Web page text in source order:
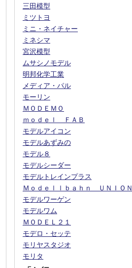
三田模型
ミツトヨ
ミニ・ネイチャー
ミネシマ
宮沢模型
ムサシノモデル
明邦化学工業
メディア・パル
モーリン
ＭＯＤＥＭＯ
ｍｏｄｅｌ ＦＡＢ
モデルアイコン
モデルあずみの
モデル８
モデルシーダー
モデルトレインプラス
Ｍｏｄｅｌｌｂａｈｎ ＵＮＩＯＮ
モデルワーゲン
モデルワム
ＭＯＤＥＬ２１
モデロ・セッテ
モリヤスタジオ
モリタ